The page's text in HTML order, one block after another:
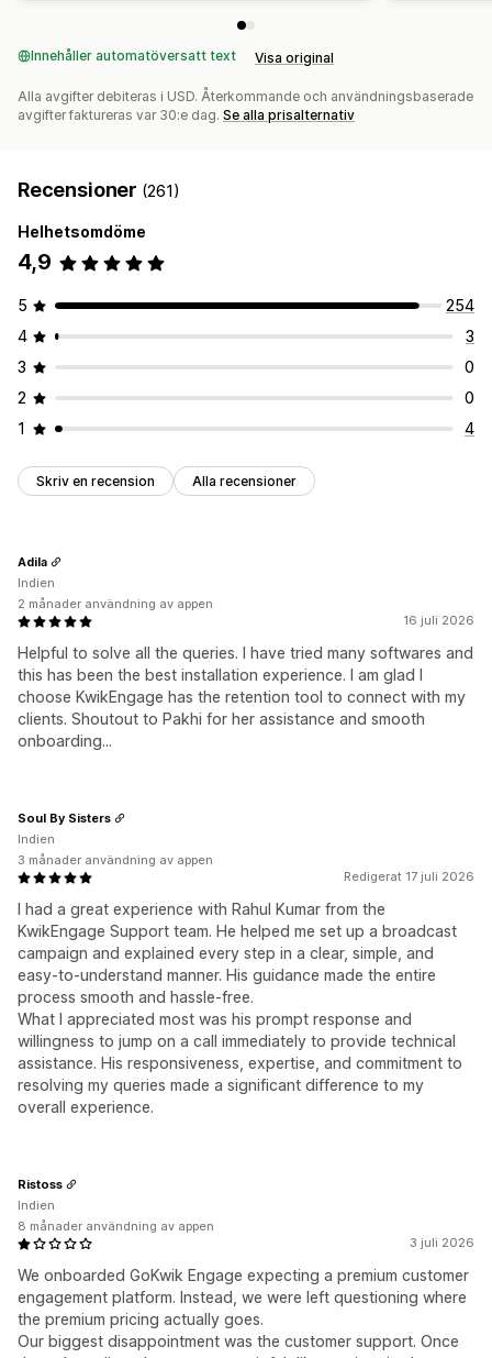
Innehåller automatöversatt text Visa original
Alla avgifter debiteras i USD. Återkommande och användningsbaserade
avgifter faktureras var 30:e dag. Se alla prisalternativ
Recensioner (261)
Helhetsomdöme
4,9
5
254
4
3
3
0
2
0
1
4
Skriv en recension Alla recensioner
16 juli 2026
Helpful to solve all the queries. I have tried many softwares and
this has been the best installation experience. I am glad I
choose KwikEngage has the retention tool to connect with my
clients. Shoutout to Pakhi for her assistance and smooth
onboarding...
Adila
Indien
2 månader användning av appen
Redigerat 17 juli 2026
I had a great experience with Rahul Kumar from the
KwikEngage Support team. He helped me set up a broadcast
campaign and explained every step in a clear, simple, and
easy-to-understand manner. His guidance made the entire
process smooth and hassle-free.
What I appreciated most was his prompt response and
willingness to jump on a call immediately to provide technical
assistance. His responsiveness, expertise, and commitment to
resolving my queries made a significant difference to my
overall experience.
Soul By Sisters
Indien
3 månader användning av appen
3 juli 2026
We onboarded GoKwik Engage expecting a premium customer
engagement platform. Instead, we were left questioning where
the premium pricing actually goes.
Our biggest disappointment was the customer support. Once
Ristoss
Indien
8 månader användning av appen